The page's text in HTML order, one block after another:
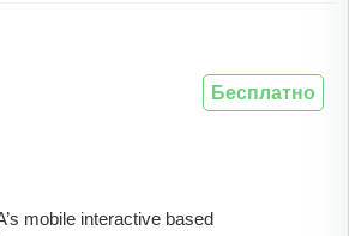
mobile interactive based
Бесплатно